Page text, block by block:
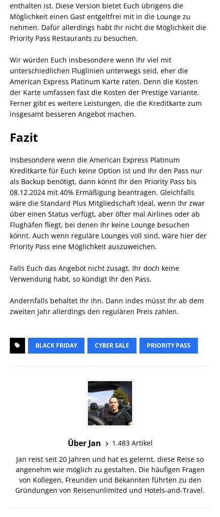
enthalten ist. Diese Version bietet Euch übrigens die
Möglichkeit einen Gast entgeltfrei mit in die Lounge zu
nehmen. Dafür allerdings habt Ihr nicht die Möglichkeit die
Priority Pass Restaurants zu besuchen.
Wir würden Euch insbesondere wenn Ihr viel mit
unterschiedlichen Fluglinien unterwegs seid, eher die
American Express Platinum Karte raten. Denn die Kosten
der Karte umfassen fast die Kosten der Prestige Variante.
Ferner gibt es weitere Leistungen, die die Kreditkarte zum
insgesamt besseren Angebot machen.
Fazit
Insbesondere wenn die American Express Platinum
Kreditkarte für Euch keine Option ist und Ihr den Pass nur
als Backup benötigt, dann könnt Ihr den Priority Pass bis
08.12.2024 mit 40% Ermäßigung beantragen. Gleichfalls
wäre die Standard Plus Mitgliedschaft ideal, wenn Ihr zwar
über einen Status verfügt, aber öfter mal Airlines oder ab
Flughäfen fliegt, bei denen Ihr keine Lounge besuchen
könnt. Auch wenn reguläre Lounges voll sind, wäre hier der
Priority Pass eine Möglichkeit auszuweichen.
Falls Euch das Angebot nicht zusagt, Ihr doch keine
Verwendung habt, so kündigt Ihr den Pass.
Andernfalls behaltet Ihr ihn. Dann indes müsst Ihr ab dem
zweiten Jahr allerdings den regulären Preis zahlen.
BLACK FRIDAY CYBER SALE PRIORITY PASS
Über Jan
1.483 Artikel
Jan reist seit 20 Jahren und hat es gelernt, diese Reise so
angenehm wie möglich zu gestalten. Die häufigen Fragen
von Kollegen, Freunden und Bekannten führten zu den
Gründungen von Reisenunlimited und Hotels-and-Travel.